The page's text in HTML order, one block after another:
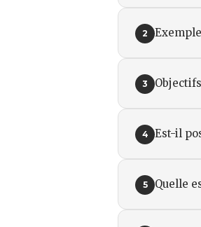
2
3
4 Est-il
5 Quelle